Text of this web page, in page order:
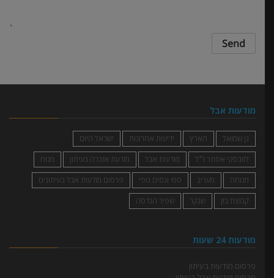
מודעות אבל
גן שמואל הארץ ידיעות אחרונות
ישראל היום
לזובסקי אסתר ז״ל
מודעות אבל מודעת אזכרה בעיתון
מנוח
מנוחה
מעריב סמי ונסים נופי
פרסום מודעות אבל בעיתונים
קבוצת בזן
שנקר שפיר הנדסה
מודעות 24 שעות
פרסום מודעות בעיתון